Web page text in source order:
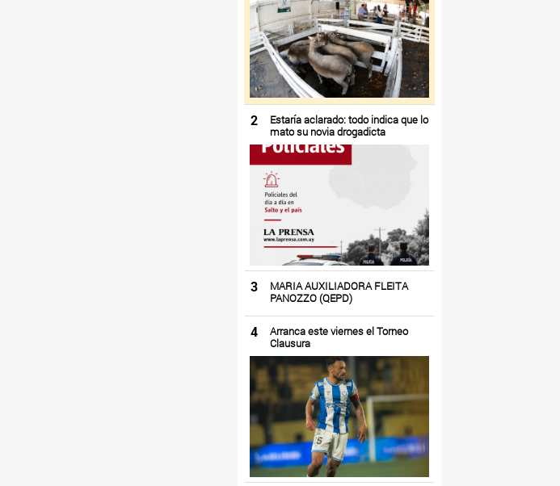
2
Estaría aclarado: todo indica que lo
mato su novia drogadicta
3
MARIA AUXILIADORA FLEITA
PANOZZO (QEPD)
4
Arranca este viernes el Torneo
Clausura